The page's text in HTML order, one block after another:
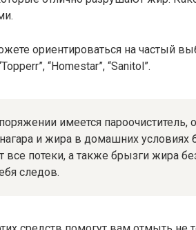
ориентироваться на частый
“Homestar”, “Sanitol”.
имеется пароочиститель,
и жира в домашних условиях
все потеки, а также брызги жира
следов.